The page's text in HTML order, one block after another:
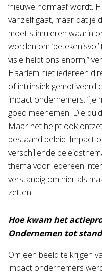
‘nieuwe normaal’ wordt.
vanzelf gaat, maar dat je
moet stimuleren waarin
worden om
visie helpt ons enorm,”
Haarlem niet iedereen
of intrinsiek gemotiveerd
impact ondernemers.
goed meenemen. Die
Maar het helpt ook
bestaand beleid. Impact
verschillende
thema voor iedereen
verstandig om hier als
zetten.
Hoe kwam het
Ondernemen tot
Om een beeld te krijgen
impact ondernemers